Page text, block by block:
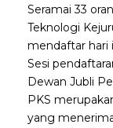
Seramai 33
Teknologi
mendaftar hari
Sesi
Dewan Jubli
PKS
yang